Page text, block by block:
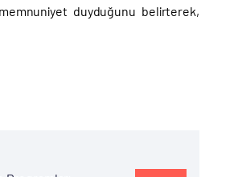
memnuniyet duyduğunu belirterek,